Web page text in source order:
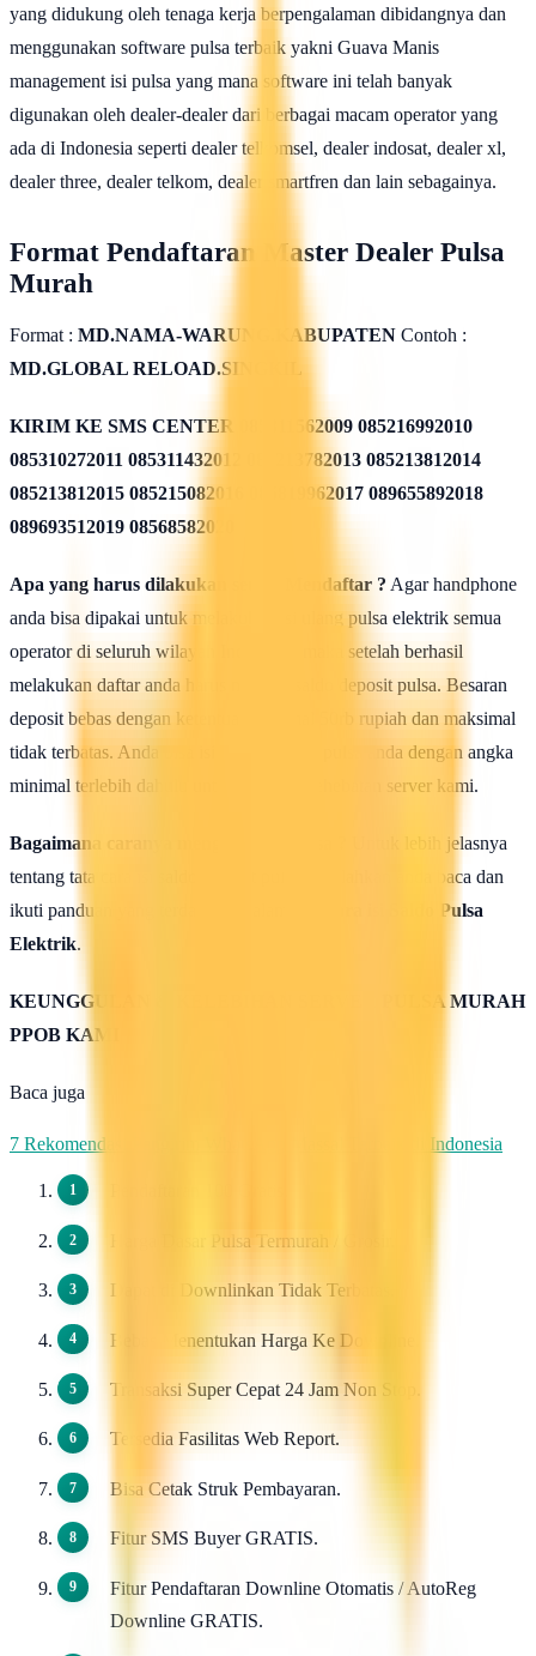
yang didukung oleh tenaga kerja berpengalaman dibidangnya dan
menggunakan software pulsa terbaik yakni Guava Manis
management isi pulsa yang mana software ini telah banyak
digunakan oleh dealer-dealer dari berbagai macam operator yang
ada di Indonesia seperti dealer telkomsel, dealer indosat, dealer xl,
dealer three, dealer telkom, dealer smartfren dan lain sebagainya.
Format Pendaftaran Master Dealer Pulsa
Murah
Format : MD.NAMA-WARUNG.KABUPATEN Contoh :
MD.GLOBAL RELOAD.SINGKIL
KIRIM KE SMS CENTER
085311562009 085216992010
085310272011 085311432012 085213782013 085213812014
085213812015 085215082016 085819962017 089655892018
089693512019 08568582020
Apa yang harus dilakukan seusai Mendaftar ? Agar handphone
anda bisa dipakai untuk melakukan isi ulang pulsa elektrik semua
operator di seluruh wilayah Indonesia, maka setelah berhasil
melakukan daftar anda harus mengisi saldo deposit pulsa. Besaran
deposit bebas dengan ketentuan minimal 50rb rupiah dan maksimal
tidak terbatas. Anda bisa isi deposit saldo pulsa anda dengan angka
minimal terlebih dahulu untuk uji coba kehebatan server kami.
Bagaimana caranya mengisi saldo pulsa ?
Untuk lebih jelasnya
tentang tata cara isi saldo deposit pulsa ini silahkan anda baca dan
ikuti panduan yang terdapat di halaman :
Cara isi Saldo Pulsa
Elektrik.
KEUNGGULAN & KELEBIHAN SERVER PULSA MURAH
PPOB KAMI
Baca juga
7 Rekomendasi Pengirim WhatsApp Massal Terbaik di Indonesia
Harga Dasar Pulsa Termurah / Grosir.
Dapat di Downlinkan Tidak Terbatas.
Bebas Menentukan Harga Ke Downline.
Transaksi Super Cepat 24 Jam Non Stop.
Tersedia Fasilitas Web Report.
Bisa Cetak Struk Pembayaran.
Fitur SMS Buyer GRATIS.
Fitur Pendaftaran Downline Otomatis / AutoReg
Downline GRATIS.